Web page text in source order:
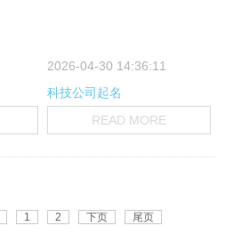
2026-04-30 14:36:11
科技公司起名
READ MORE
1 2 下页 尾页